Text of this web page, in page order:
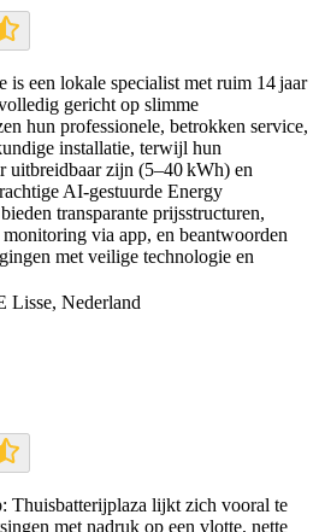
is een lokale specialist met ruim 14 jaar
gericht op slimme
hun professionele, betrokken service,
installatie, terwijl hun
uitbreidbaar zijn (5–40 kWh) en
AI‑gestuurde Energy
transparante prijsstructuren,
via app, en beantwoorden
met veilige technologie en
Lisse, Nederland
Thuisbatterijplaza lijkt zich vooral te
met nadruk op een vlotte, nette